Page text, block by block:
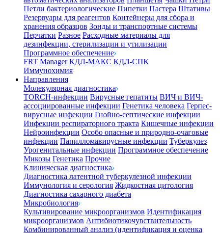
Петли бактериологические Пипетки Пастера Штативы
Резервуары для реагентов Контейнеры для сбора и
хранения образцов Зонды и транспортные системы
Перчатки Разное Расходные материалы для
дезинфекции, стерилизации и утилизации
Программное обеспечение
FRT Manager КДЛ-МАКС КДЛ-СПК
Иммунохимия
Направления
Молекулярная диагностика
TORCH-инфекции Вирусные гепатиты ВИЧ и ВИЧ-
ассоциированные инфекции Генетика человека Герпес-
вирусные инфекции Гнойно-септические инфекции
Инфекции респираторного тракта Кишечные инфекции
Нейроинфекции Особо опасные и природно-очаговые
инфекции Папилломавирусные инфекции Туберкулез
Урогенитальные инфекции Программное обеспечение
Микозы Генетика Прочие
Клиническая диагностика
Диагностика латентной туберкулезной инфекции
Иммунология и серология Жидкостная цитология
Диагностика сахарного диабета
Микробиология
Культивирование микроорганизмов Идентификация
микроорганизмов Антибиотикочувствительность
Комбинированный анализ (идентификация и оценка